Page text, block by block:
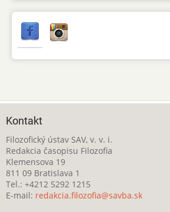
Kontakt
Filozofický ústav SAV, v. v. i.
Redakcia časopisu Filozofia
Klemensova 19
811 09 Bratislava 1
Tel.: +4212 5292 1215
E-mail: redakcia.filozofia@savba.sk